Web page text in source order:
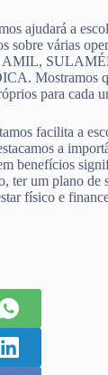
ajudará a
sobre várias
AMIL,
Mostramos
para cada
facilita a
a
benefícios
ter um plano de
físico e